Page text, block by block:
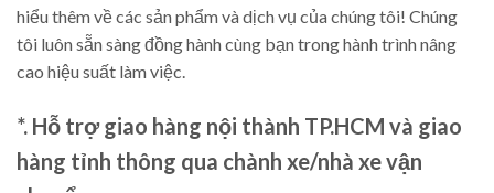
hiểu thêm về các sản phẩm và dịch vụ của chúng tôi! Chúng
tôi luôn sẵn sàng đồng hành cùng bạn trong hành trình nâng
cao hiệu suất làm việc.
*. Hỗ trợ giao hàng nội thành TP.HCM và giao
hàng tỉnh thông qua chành xe/nhà xe vận